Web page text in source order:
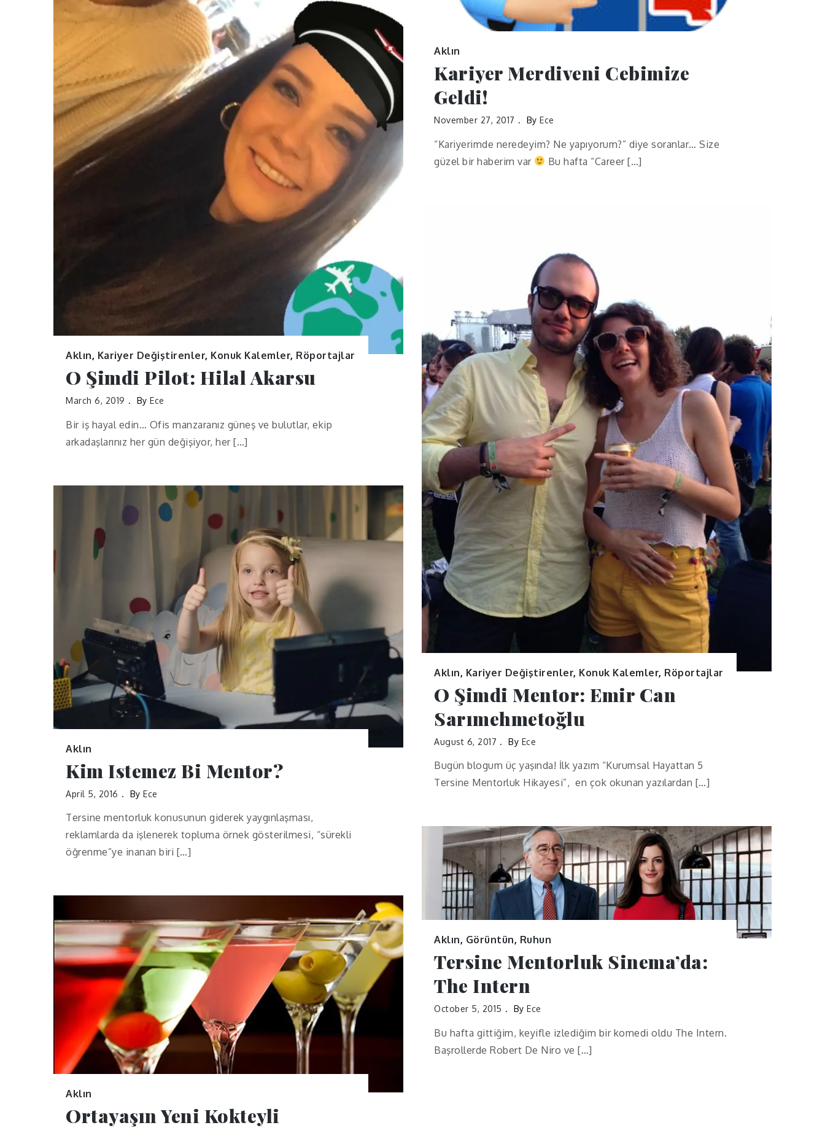
Aklın, Kariyer Değiştirenler, Konuk Kalemler, Röportajlar
O Şimdi Pilot: Hilal Akarsu
March 6, 2019 By Ece
Bir iş hayal edin… Ofis manzaranız güneş ve bulutlar, ekip
arkadaşlarınız her gün değişiyor, her […]
Aklın
Kariyer Merdiveni Cebimize
Geldi!
November 27, 2017 By Ece
“Kariyerimde neredeyim? Ne yapıyorum?” diye soranlar… Size
güzel bir haberim var
Bu hafta “Career […]
Aklın, Kariyer Değiştirenler, Konuk Kalemler, Röportajlar
O Şimdi Mentor: Emir Can
Sarımehmetoğlu
August 6, 2017 By Ece
Bugün blogum üç yaşında! İlk yazım “Kurumsal Hayattan 5
Tersine Mentorluk Hikayesi”, en çok okunan yazılardan […]
Aklın
Kim Istemez Bi Mentor?
April 5, 2016 By Ece
Tersine mentorluk konusunun giderek yaygınlaşması,
reklamlarda da işlenerek topluma örnek gösterilmesi, “sürekli
öğrenme”ye inanan biri […]
Aklın, Görüntün, Ruhun
Tersine Mentorluk Sinema’da:
The Intern
October 5, 2015 By Ece
Bu hafta gittiğim, keyifle izlediğim bir komedi oldu The Intern.
Başrollerde Robert De Niro ve […]
Aklın
Ortayaşın Yeni Kokteyli